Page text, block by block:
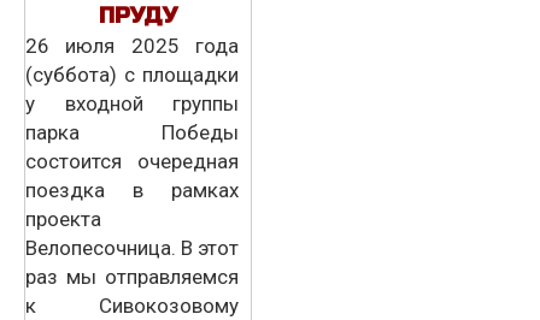
ПРУДУ
26 июля 2025 года
(суббота) с площадки
у входной группы
парка Победы
состоится очередная
поездка в рамках
проекта
Велопесочница. В этот
раз мы отправляемся
к Сивокозовому